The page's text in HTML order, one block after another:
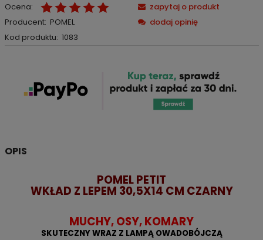
Ocena:
Producent: POMEL
Kod produktu: 1083
zapytaj o produkt
dodaj opinię
OPIS
POMEL PETIT
WKŁAD Z LEPEM 30,5X14 CM CZARNY
MUCHY, OSY, KOMARY
SKUTECZNY WRAZ Z LAMPĄ OWADOBÓJCZĄ